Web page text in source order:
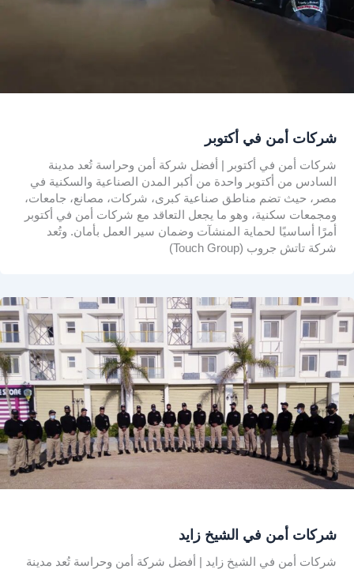
شركات أمن في أكتوبر
شركات أمن في أكتوبر | أفضل شركة أمن وحراسة تُعد مدينة
السادس من أكتوبر واحدة من أكبر المدن الصناعية والسكنية في
مصر، حيث تضم مناطق صناعية كبرى، شركات، مصانع، جامعات،
ومجمعات سكنية، وهو ما يجعل التعاقد مع شركات أمن في أكتوبر
أمرًا أساسيًا لحماية المنشآت وضمان سير العمل بأمان. وتُعد
شركة تاتش جروب (Touch Group)
شركات أمن في الشيخ زايد
شركات أمن في الشيخ زايد | أفضل شركة أمن وحراسة تُعد مدينة